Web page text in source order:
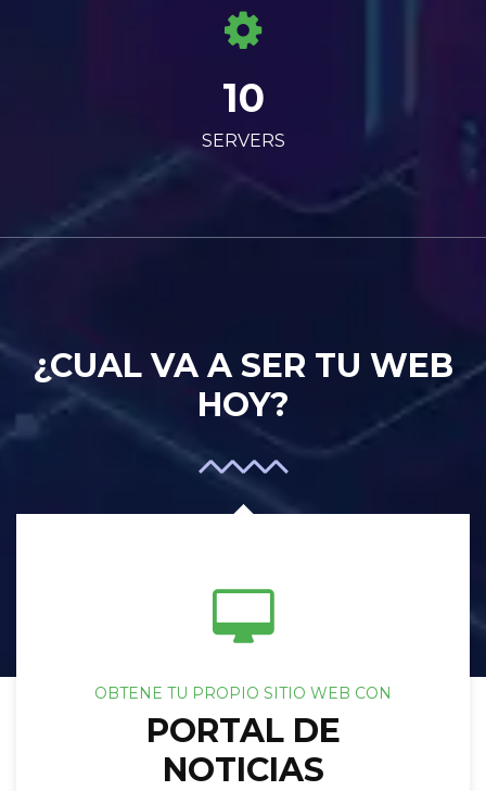
10
SERVERS
¿CUAL VA A SER TU WEB
HOY?
OBTENE TU PROPIO SITIO WEB CON
PORTAL DE
NOTICIAS